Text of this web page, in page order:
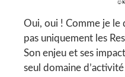
Oui, oui ! Comme je le
pas uniquement les
Son enjeu et ses
seul domaine